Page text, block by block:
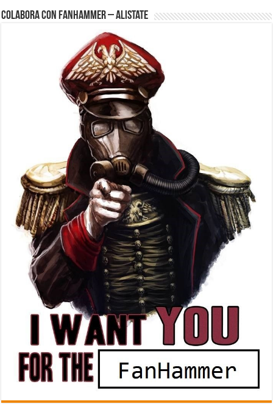
Colabora con FanHammer – Alistate